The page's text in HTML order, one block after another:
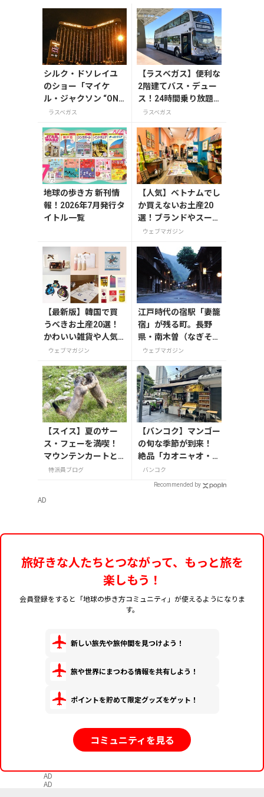
シルク・ドソレイユ
のショー「マイケ
ル・ジャクソン “ON
E” 」5月からスタート
ラスベガス
【ラスベガス】便利な
2階建てバス・デュー
ス！24時間乗り放題
パスも
ラスベガス
地球の歩き方 新刊情
報！2026年7月発行タ
イトル一覧
【人気】ベトナムでし
か買えないお土産20
選！ブランドやスーパ
ーのお菓子や雑貨まで
ウェブマガジン
【最新版】韓国で買
うべきお土産20選！
かわいい雑貨や人気
コスメを紹介
ウェブマガジン
江戸時代の宿駅「妻籠
宿」が残る町。長野
県・南木曽（なぎそ）
町ウェブマガジン
【スイス】夏のサー
ス・フェーを満喫！
マウンテンカートと
マーモット
特派員ブログ
【バンコク】マンゴー
の旬な季節が到来！
絶品「カオニャオ・マ
ムアン」の専門店へ
バンコク
Recommended by
AD
旅好きな人たちとつながって、もっと旅を
楽しもう！
会員登録をすると「地球の歩き方コミュニティ」が使えるようになりま
す。
新しい旅先や旅仲間を見つけよう！
旅や世界にまつわる情報を共有しよう！
ポイントを貯めて限定グッズをゲット！
コミュニティを見る
AD
AD